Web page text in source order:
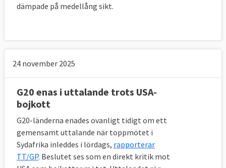
dämpade på medellång sikt.
24 november 2025
G20 enas i uttalande trots USA-
bojkott
G20-länderna enades ovanligt tidigt om ett
gemensamt uttalande när toppmötet i
Sydafrika inleddes i lördags, rapporterar
TT/GP. Beslutet ses som en direkt kritik mot